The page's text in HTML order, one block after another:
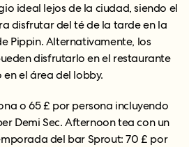
ideal lejos de la ciudad, siendo el
disfrutar del té de la tarde en la
Pippin. Alternativamente, los
disfrutarlo en el restaurante
en el área del lobby.
o 65 £ por persona incluyendo
Demi Sec. Afternoon tea con un
del bar Sprout: 70 £ por